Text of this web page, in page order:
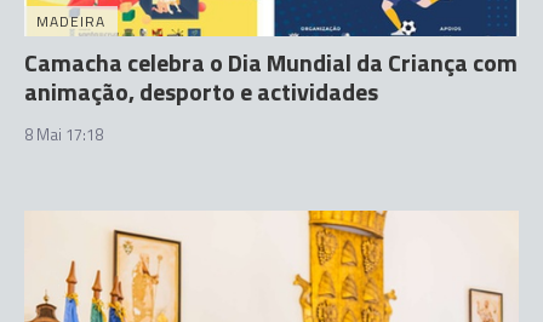
MADEIRA
Camacha celebra o Dia Mundial da Criança com
animação, desporto e actividades
8 Mai 17:18